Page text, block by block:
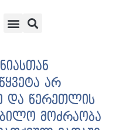
არ
და წერეთლის
მოძრაობა